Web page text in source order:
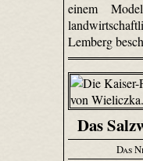
einem
Lemberg
Das
Das